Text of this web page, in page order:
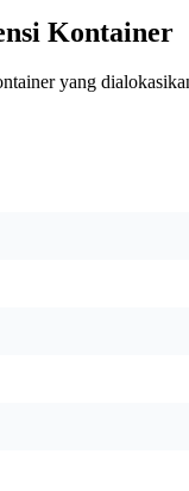
Kontainer
yang